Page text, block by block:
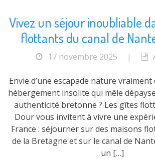
Vivez un séjour inoubliable
flottants du canal de
17 novembre 2025 |
Envie d’une escapade nature vraiment
hébergement insolite qui mêle
authenticité bretonne ? Les gîtes
Dour vous invitent à vivre une
France : séjourner sur des maisons
de la Bretagne et sur le canal de
un […]